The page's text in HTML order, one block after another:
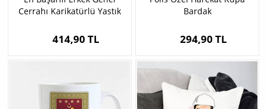
Cerrahı Karikatürlü Yastık
414,90 TL
Bardak
294,90 TL